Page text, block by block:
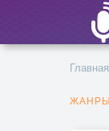
Главная